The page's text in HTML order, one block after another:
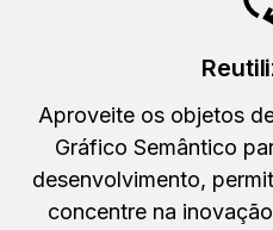
Aproveite os objetos
Gráfico Semântico
desenvolvimento,
concentre na